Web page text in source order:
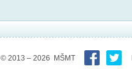
© 2013 – 2026 MŠMT